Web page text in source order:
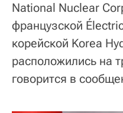
National Nuclear
французской
корейской Korea
расположились на
говорится в